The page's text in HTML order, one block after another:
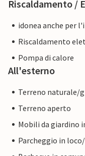
Riscaldamento /
idonea anche per
Riscaldamento
Pompa di calore
All'esterno
Terreno naturale/
Terreno aperto
Mobili da giardino
Parcheggio in